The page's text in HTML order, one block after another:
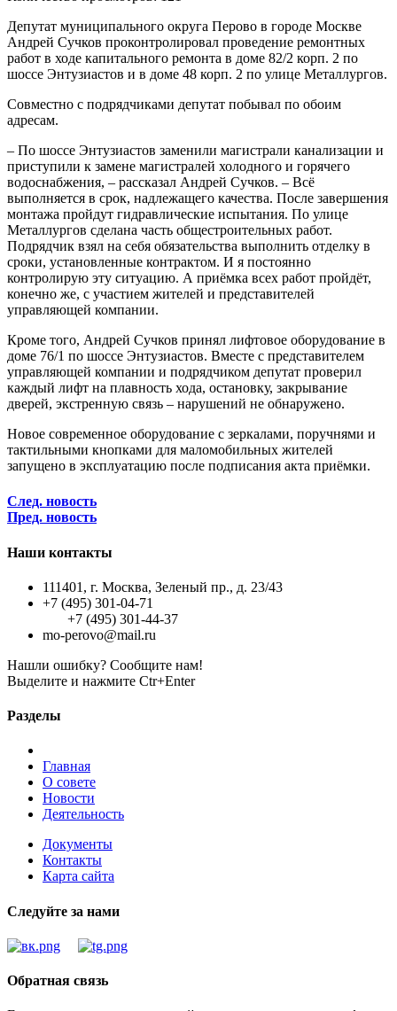
Депутат муниципального округа Перово в городе Москве
Андрей Сучков проконтролировал проведение ремонтных
работ в ходе капитального ремонта в доме 82/2 корп. 2 по
шоссе Энтузиастов и в доме 48 корп. 2 по улице Металлургов.
Совместно с подрядчиками депутат побывал по обоим
адресам.
– По шоссе Энтузиастов заменили магистрали канализации и
приступили к замене магистралей холодного и горячего
водоснабжения, – рассказал Андрей Сучков. – Всё
выполняется в срок, надлежащего качества. После завершения
монтажа пройдут гидравлические испытания. По улице
Металлургов сделана часть общестроительных работ.
Подрядчик взял на себя обязательства выполнить отделку в
сроки, установленные контрактом. И я постоянно
контролирую эту ситуацию. А приёмка всех работ пройдёт,
конечно же, с участием жителей и представителей
управляющей компании.
Кроме того, Андрей Сучков принял лифтовое оборудование в
доме 76/1 по шоссе Энтузиастов. Вместе с представителем
управляющей компании и подрядчиком депутат проверил
каждый лифт на плавность хода, остановку, закрывание
дверей, экстренную связь – нарушений не обнаружено.
Новое современное оборудование с зеркалами, поручнями и
тактильными кнопками для маломобильных жителей
запущено в эксплуатацию после подписания акта приёмки.
След. новость
Пред. новость
Наши контакты
111401, г. Москва, Зеленый пр., д. 23/43
+7 (495) 301-04-71
+7 (495) 301-44-37
mo-perovo@mail.ru
Нашли ошибку? Сообщите нам!
Выделите и нажмите Ctr+Enter
Разделы
Главная
О совете
Новости
Деятельность
Документы
Контакты
Карта сайта
Следуйте за нами
Обратная связь